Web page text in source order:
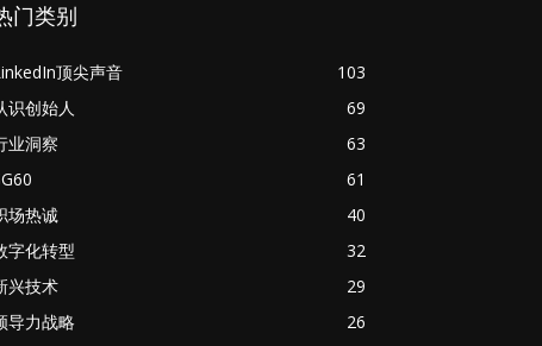
门类别
顶尖声音
103
识创始人
69
业洞察
63
61
场热诚
40
字化转型
32
兴技术
29
导力战略
26